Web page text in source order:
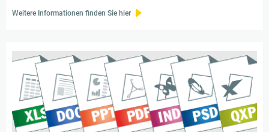
Weitere Informationen finden Sie hier